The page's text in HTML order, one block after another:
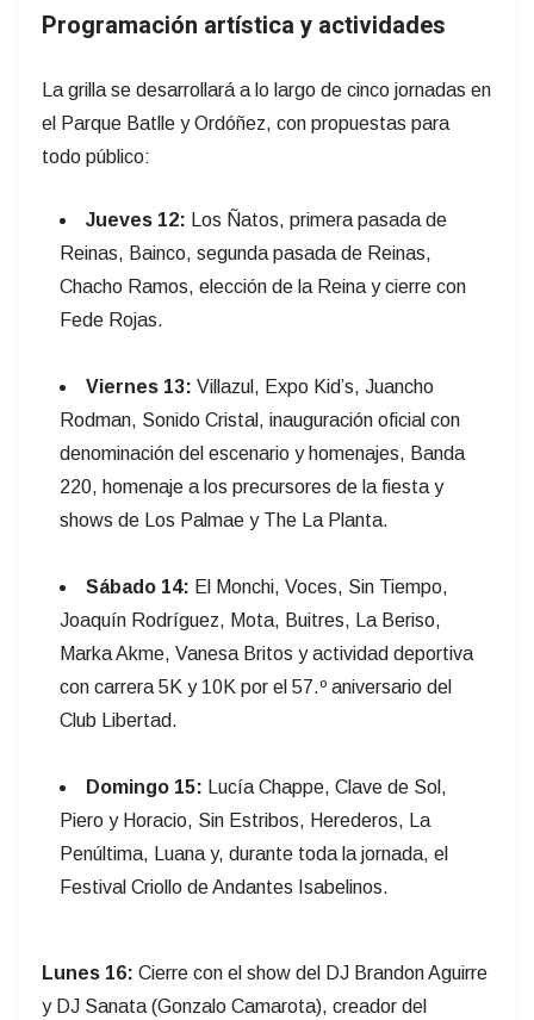
Programación artística y actividades
La grilla se desarrollará a lo largo de cinco jornadas en
el Parque Batlle y Ordóñez, con propuestas para
todo público:
Jueves 12: Los Ñatos, primera pasada de
Reinas, Bainco, segunda pasada de Reinas,
Chacho Ramos, elección de la Reina y cierre con
Fede Rojas.
Viernes 13: Villazul, Expo Kid’s, Juancho
Rodman, Sonido Cristal, inauguración oficial con
denominación del escenario y homenajes, Banda
220, homenaje a los precursores de la fiesta y
shows de Los Palmae y The La Planta.
Sábado 14: El Monchi, Voces, Sin Tiempo,
Joaquín Rodríguez, Mota, Buitres, La Beriso,
Marka Akme, Vanesa Britos y actividad deportiva
con carrera 5K y 10K por el 57.º aniversario del
Club Libertad.
Domingo 15: Lucía Chappe, Clave de Sol,
Piero y Horacio, Sin Estribos, Herederos, La
Penúltima, Luana y, durante toda la jornada, el
Festival Criollo de Andantes Isabelinos.
Lunes 16: Cierre con el show del DJ Brandon Aguirre
y DJ Sanata (Gonzalo Camarota), creador del